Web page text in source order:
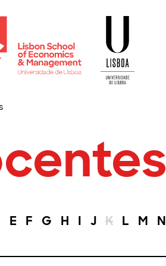
E F G H I J K L M N